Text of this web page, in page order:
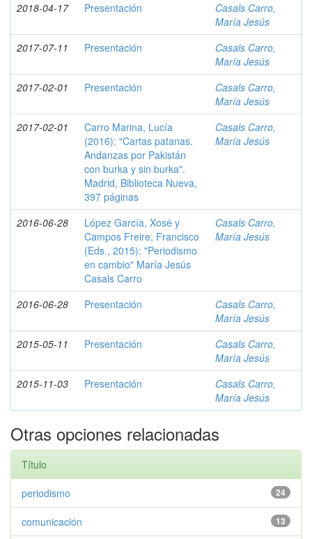
2018-04-17
Presentación
Casals Carro,
María Jesús
2017-07-11
Presentación
Casals Carro,
María Jesús
2017-02-01
Presentación
Casals Carro,
María Jesús
2017-02-01
Carro Marina, Lucía
(2016): "Cartas patanas.
Andanzas por Pakistán
con burka y sin burka".
Madrid, Biblioteca Nueva,
397 páginas
Casals Carro,
María Jesús
2016-06-28
López García, Xosé y
Campos Freire, Francisco
(Eds., 2015): "Periodismo
en cambio" María Jesús
Casals Carro
Casals Carro,
María Jesús
2016-06-28 Presentación
Casals Carro,
María Jesús
2015-05-11
Presentación
Casals Carro,
María Jesús
2015-11-03
Presentación
Casals Carro,
María Jesús
Otras opciones relacionadas
Título
24
periodismo
13
comunicación